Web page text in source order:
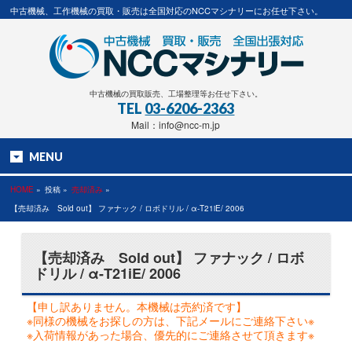
中古機械、工作機械の買取・販売は全国対応のNCCマシナリーにお任せ下さい。
中古機械の買取販売、工場整理等お任せ下さい。
TEL 03-6206-2363
Mail：info@ncc-m.jp
MENU
HOME » 投稿 » 売却済み »
【売却済み Sold out】 ファナック / ロボドリル / α-T21iE/ 2006
【売却済み Sold out】 ファナック / ロボ
ドリル / α-T21iE/ 2006
【申し訳ありません。本機械は売約済です】
※同様の機械をお探しの方は、下記メールにご連絡下さい※
※入荷情報があった場合、優先的にご連絡させて頂きます※